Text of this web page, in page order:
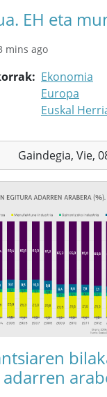
EH eta
mins ago
Ekonomia
Europa
Euskal
Gaindegia, Vie,